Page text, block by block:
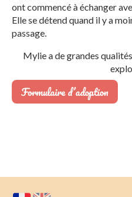
ont commencé à échanger
Elle se détend quand il y a
passage.
Mylie a de grandes
Formulaire d’adoption